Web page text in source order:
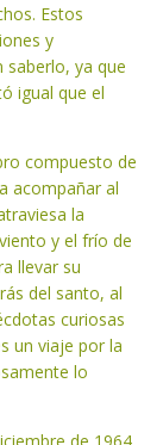
Estos
y
saberlo, ya que
igual que el
compuesto de
acompañar al
la
y el frío de
llevar su
del santo, al
curiosas
un viaje por la
lo